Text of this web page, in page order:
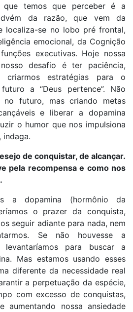
que temos que perceber é a
da razão, que vem da
localiza-se no lobo pré frontal,
emocional, da Cognição
executivas. Hoje nossa
desafio é ter paciência,
criarmos estratégias para o
a “Deus pertence”. Não
no futuro, mas criando metas
e liberar a dopamina
o humor que nos impulsiona
indaga.
de conquistar, de alcançar.
pela recompensa e como nos
a dopamina (hormônio da
o prazer da conquista,
seguir adiante para nada, nem
Se não houvesse a
levantaríamos para buscar a
Mas estamos usando esses
diferente da necessidade real
a perpetuação da espécie,
com excesso de conquistas,
aumentando nossa ansiedade